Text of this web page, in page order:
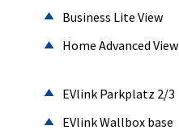
Business Lite View
Home Advanced View
EVlink Parkplatz 2/3
EVlink Wallbox base